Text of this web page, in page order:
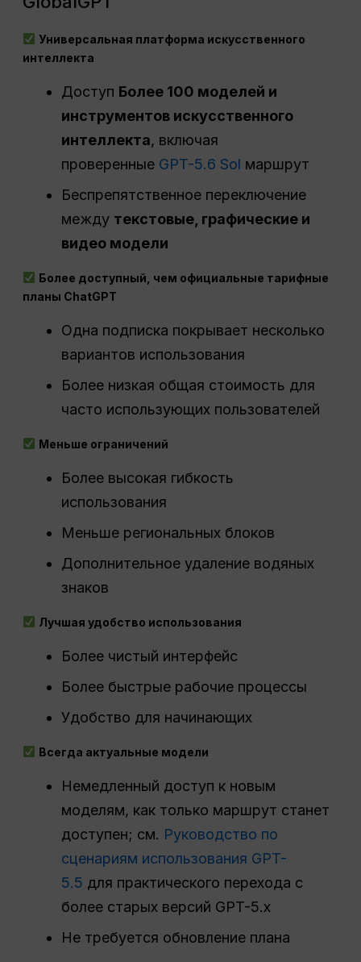
Универсальная платформа искусственного
интеллекта
Доступ Более 100 моделей и
инструментов искусственного
интеллекта, включая
проверенные GPT-5.6 Sol маршрут
Беспрепятственное переключение
между текстовые, графические и
видео модели
Более доступный, чем официальные тарифные
планы ChatGPT
Одна подписка покрывает несколько
вариантов использования
Более низкая общая стоимость для
часто использующих пользователей
Меньше ограничений
Более высокая гибкость
использования
Меньше региональных блоков
Дополнительное удаление водяных
знаков
Лучшая удобство использования
Более чистый интерфейс
Более быстрые рабочие процессы
Удобство для начинающих
Всегда актуальные модели
Немедленный доступ к новым
моделям, как только маршрут станет
доступен; см. Руководство по
сценариям использования GPT-
5.5 для практического перехода с
более старых версий GPT-5.x
Не требуется обновление плана